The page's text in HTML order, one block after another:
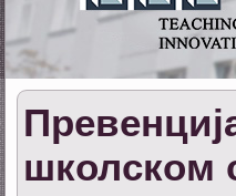
школском